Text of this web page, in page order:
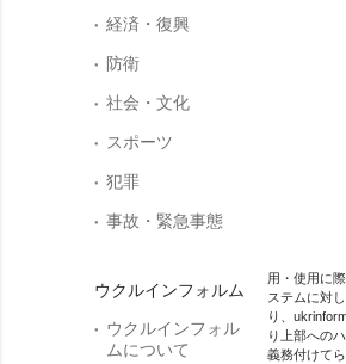
経済・復興
防衛
社会・文化
スポーツ
犯罪
事故・緊急事態
ウクルインフォルム
ウクルインフォル
ムについて
用・使用に
ステムに対
り、
り上部への
義務付けて